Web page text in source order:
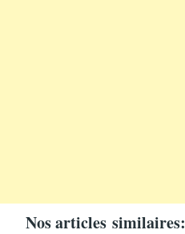
Nos articles similaires: